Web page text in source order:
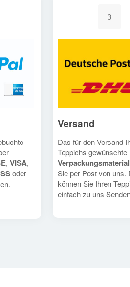
, VISA,
oder
3
Versand
Das für den Versand
Teppichs gewünschte
Verpackungsmaterial
Sie per Post von uns.
können Sie Ihren
einfach zu uns